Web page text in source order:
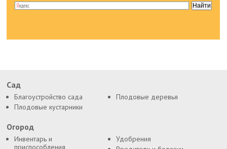
Сад
Благоустройство сада
Плодовые деревья
Плодовые кустарники
Огород
Инвентарь и
приспособления
Удобрения